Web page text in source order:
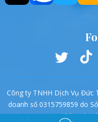
Công ty TNHH Dịch Vụ Đức
doanh số 0315759859 do
Chí Minh